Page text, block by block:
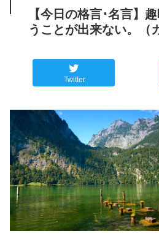
【今日の格言･名言】
うことが出来ない。（
Twitter